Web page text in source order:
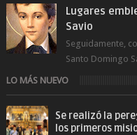
Lugares
Savio
Seguidamente,
Santo Domingo
Don Bosco». San
LO MÁS NUEVO
Se realizó la
los primeros